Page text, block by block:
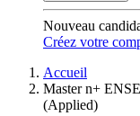
Nouveau
Créez votre
Accueil
Master n+
(Applied)